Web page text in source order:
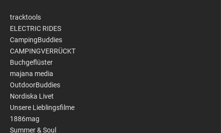
tracktools
ELECTRIC RIDES
CampingBuddies
CAMPINGVERRÜCKT
Buchgeflüster
majana media
OutdoorBuddies
Nordiska Livet
Unsere Lieblingsfilme
1886mag
Summer & Soul